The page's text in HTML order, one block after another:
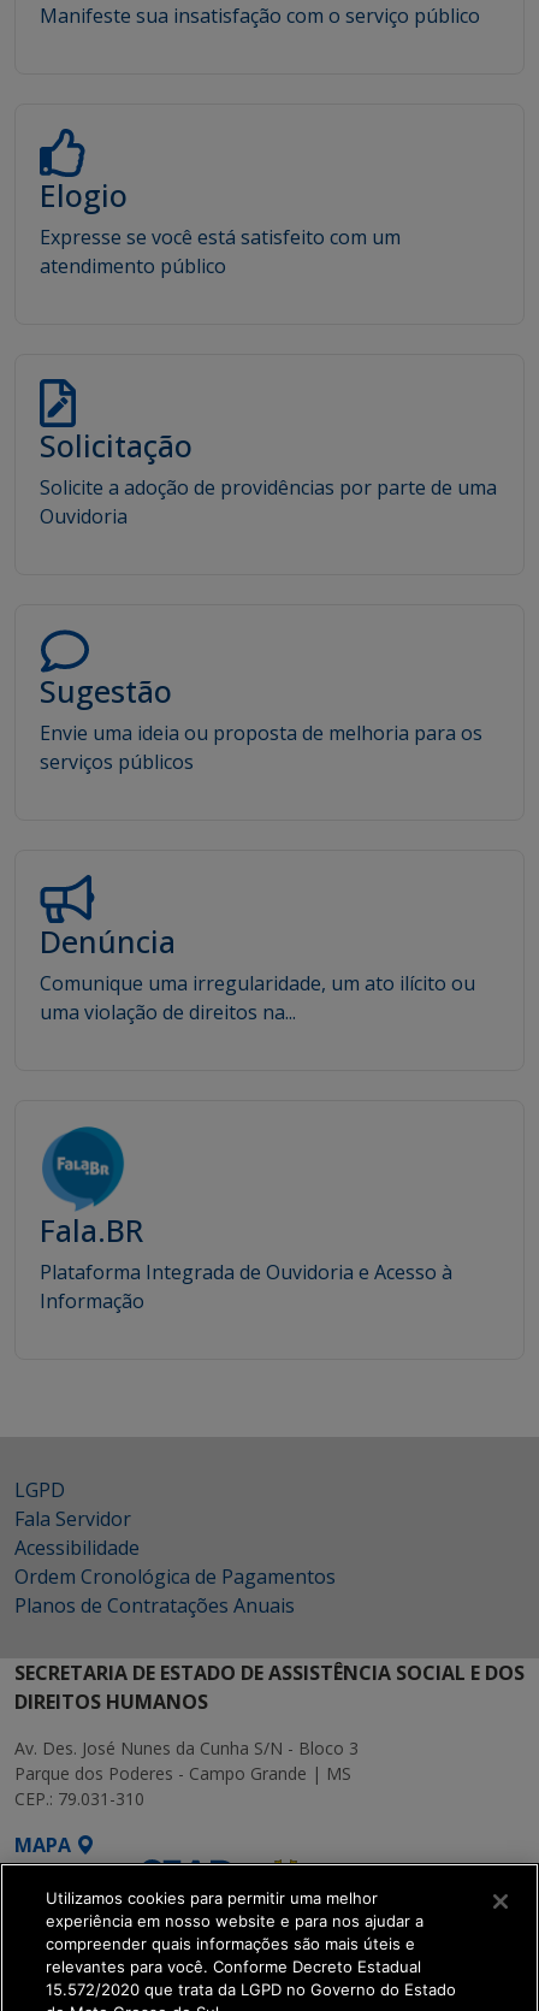
Manifeste sua insatisfação com o serviço público
Elogio
Expresse se você está satisfeito com um
atendimento público
Solicitação
Solicite a adoção de providências por parte de uma
Ouvidoria
Sugestão
Envie uma ideia ou proposta de melhoria para os
serviços públicos
Denúncia
Comunique uma irregularidade, um ato ilícito ou
uma violação de direitos na...
Fala.BR
Plataforma Integrada de Ouvidoria e Acesso à
Informação
LGPD
Fala Servidor
Acessibilidade
Ordem Cronológica de Pagamentos
Planos de Contratações Anuais
SECRETARIA DE ESTADO DE ASSISTÊNCIA SOCIAL E DOS
DIREITOS HUMANOS
Av. Des. José Nunes da Cunha S/N - Bloco 3
Parque dos Poderes - Campo Grande | MS
CEP.: 79.031-310
MAPA
SETDIG | Secretaria-
Utilizamos cookies para permitir uma melhor
experiência em nosso website e para nos ajudar a
compreender quais informações são mais úteis e
relevantes para você. Conforme Decreto Estadual
15.572/2020 que trata da LGPD no Governo do Estado